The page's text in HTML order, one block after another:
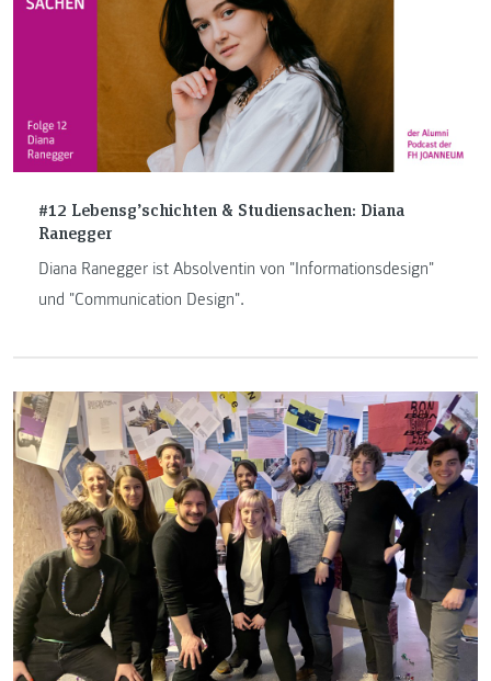
#12 Lebensg’schichten & Studiensachen: Diana
Ranegger
Diana Ranegger ist Absolventin von "Informationsdesign"
und "Communication Design".